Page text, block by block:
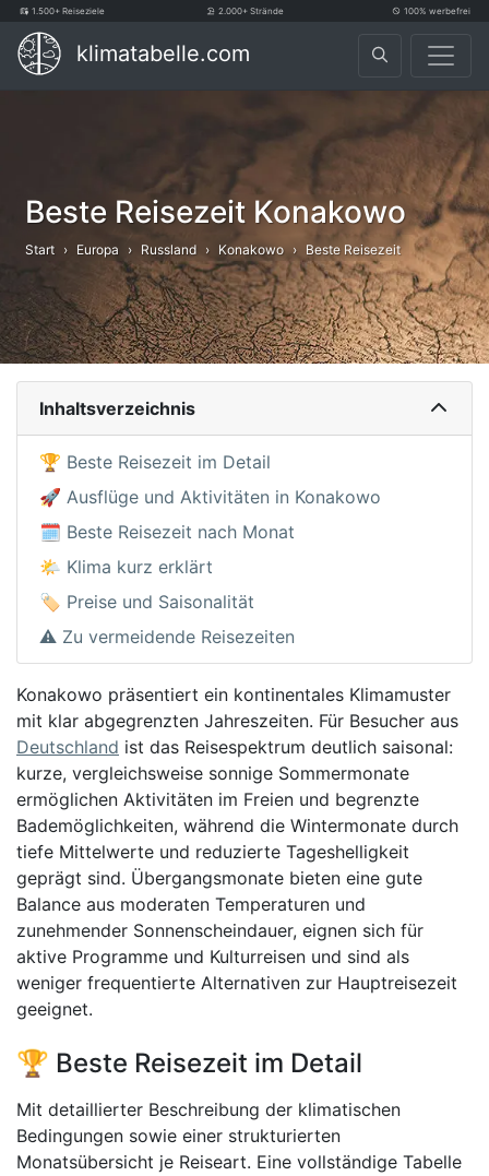
1.500+ Reiseziele 2.000+ Strände 100% werbefrei
klimatabelle.com
Beste Reisezeit Konakowo
Start Europa Russland Konakowo Beste Reisezeit
Inhaltsverzeichnis
🏆 Beste Reisezeit im Detail
🚀 Ausflüge und Aktivitäten in Konakowo
🗓️ Beste Reisezeit nach Monat
🌤️ Klima kurz erklärt
🏷️ Preise und Saisonalität
⚠️ Zu vermeidende Reisezeiten
Konakowo präsentiert ein kontinentales Klimamuster
mit klar abgegrenzten Jahreszeiten. Für Besucher aus
Deutschland ist das Reisespektrum deutlich saisonal:
kurze, vergleichsweise sonnige Sommermonate
ermöglichen Aktivitäten im Freien und begrenzte
Bademöglichkeiten, während die Wintermonate durch
tiefe Mittelwerte und reduzierte Tageshelligkeit
geprägt sind. Übergangsmonate bieten eine gute
Balance aus moderaten Temperaturen und
zunehmender Sonnenscheindauer, eignen sich für
aktive Programme und Kulturreisen und sind als
weniger frequentierte Alternativen zur Hauptreisezeit
geeignet.
🏆 Beste Reisezeit im Detail
Mit detaillierter Beschreibung der klimatischen
Bedingungen sowie einer strukturierten
Monatsübersicht je Reiseart. Eine vollständige Tabelle